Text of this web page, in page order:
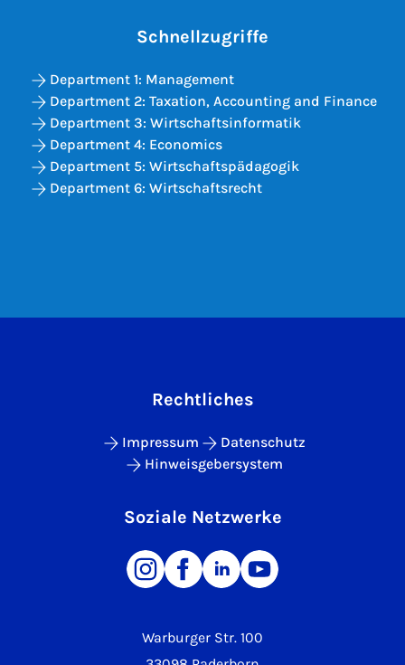
Schnellzugriffe
Department 1: Management
Department 2: Taxation, Accounting and Finance
Department 3: Wirtschaftsinformatik
Department 4: Economics
Department 5: Wirtschaftspädagogik
Department 6: Wirtschaftsrecht
Warburger Str. 100
Rechtliches
Impressum
Datenschutz
Hinweisgebersystem
Soziale Netzwerke